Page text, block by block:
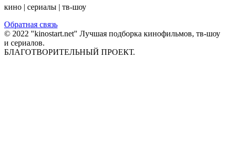
кино | сериалы | тв-шоу
Обратная связь
© 2022 "kinostart.net" Лучшая подборка кинофильмов, тв-шоу
и сериалов.
БЛАГОТВОРИТЕЛЬНЫЙ ПРОЕКТ.